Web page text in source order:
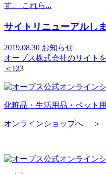
す。 これら...
サイトリニューアルしま
2019.08.30 お知らせ
オーブス株式会社のサイト
＜ 1 23
化粧品・生活用品・ペット
オンラインショップへ ＞